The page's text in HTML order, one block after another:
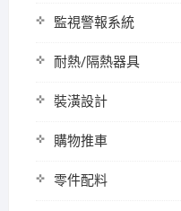
監視警報系統
耐熱/隔熱器具
裝潢設計
購物推車
零件配料